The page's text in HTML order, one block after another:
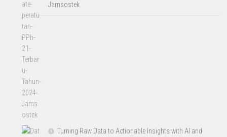
Jamsostek
Turning Raw Data to Actionable Insights with AI and